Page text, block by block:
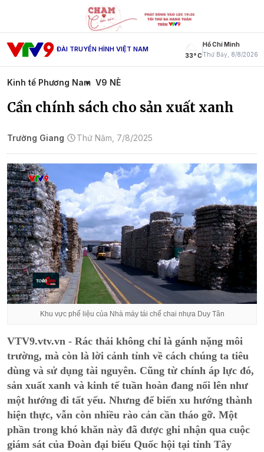
ĐÀI TRUYỀN HÌNH VIỆT NAM
33° C
Hồ Chí Minh
Thứ Bảy, 8/8/2026
Kinh tế Phương Nam V9 NÈ
Cần chính sách cho sản xuất xanh
Trường Giang Thứ Năm, 7/8/2025
Khu vực phế liệu của Nhà máy tái chế chai nhựa Duy Tân
VTV9.vtv.vn - Rác thải không chỉ là gánh nặng môi
trường, mà còn là lời cảnh tỉnh về cách chúng ta tiêu
dùng và sử dụng tài nguyên. Cũng từ chính áp lực đó,
sản xuất xanh và kinh tế tuần hoàn đang nổi lên như
một hướng đi tất yếu. Nhưng để biến xu hướng thành
hiện thực, vẫn còn nhiều rào cản cần tháo gỡ. Một
phần trong khó khăn này đã được ghi nhận qua cuộc
giám sát của Đoàn đại biểu Quốc hội tại tỉnh Tây